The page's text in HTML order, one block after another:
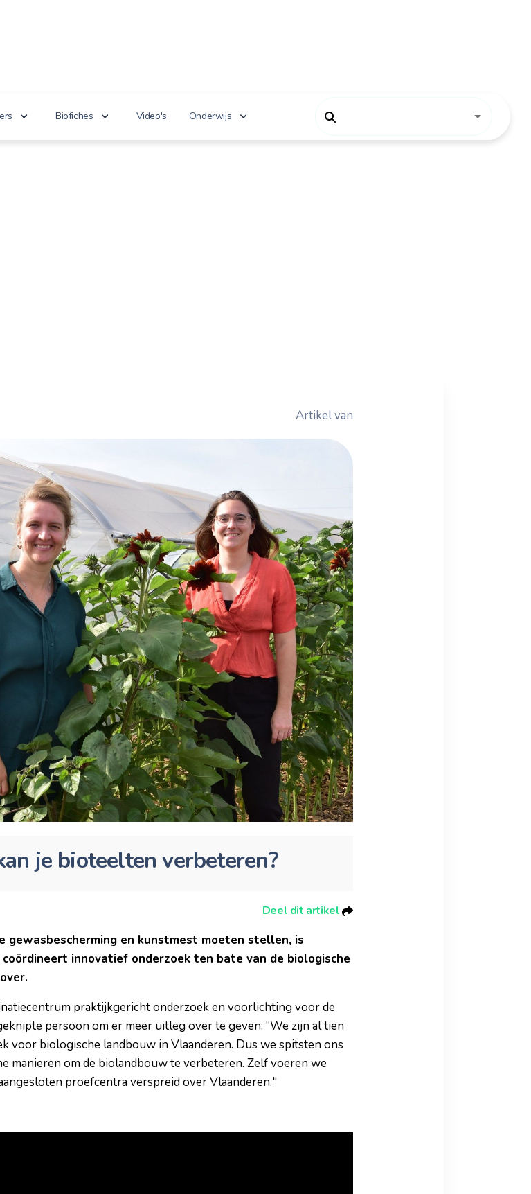
Biofiches Video's Onderwijs
Artikel van
je bioteelten verbeteren?
Deel dit artikel
gewasbescherming en kunstmest moeten stellen, is
innovatief onderzoek ten bate van de biologische
praktijkgericht onderzoek en voorlichting voor de
persoon om er meer uitleg over te geven: “We zijn al tien
voor biologische landbouw in Vlaanderen. Dus we spitsten ons
manieren om de biolandbouw te verbeteren. Zelf voeren we
proefcentra verspreid over Vlaanderen."